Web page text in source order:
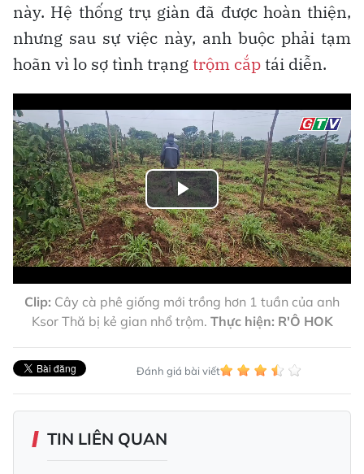
này. Hệ thống trụ giàn đã được hoàn thiện,
nhưng sau sự việc này, anh buộc phải tạm
hoãn vì lo sợ tình trạngtrộm cắptái diễn.
Play
Video
Clip: Cây cà phê giống mới trồng hơn 1 tuần của anh
Ksor Thă bị kẻ gian nhổ trộm. Thực hiện: R'Ô HOK
Đánh giá bài viết
TIN LIÊN QUAN